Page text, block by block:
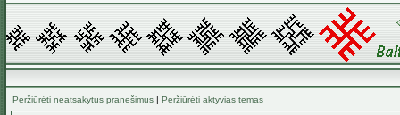
Peržiūrėti neatsakytus pranešimus | Peržiūrėti aktyvias temas